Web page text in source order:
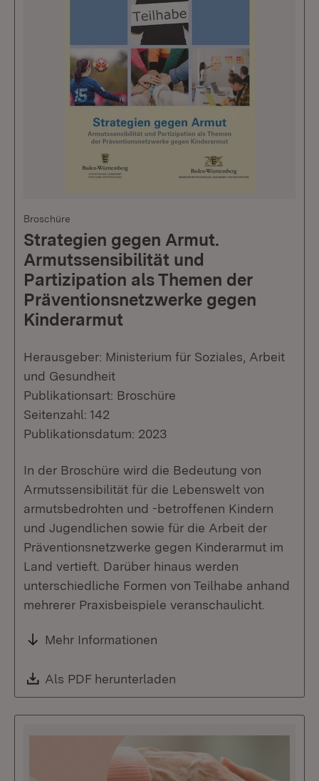
Broschüre
Strategien gegen Armut.
Armutssensibilität und
Partizipation als Themen der
Präventionsnetzwerke gegen
Kinderarmut
Herausgeber: Ministerium für Soziales, Arbeit
und Gesundheit
Publikationsart: Broschüre
Seitenzahl: 142
Publikationsdatum: 2023
In der Broschüre wird die Bedeutung von
Armutssensibilität für die Lebenswelt von
armutsbedrohten und -betroffenen Kindern
und Jugendlichen sowie für die Arbeit der
Präventionsnetzwerke gegen Kinderarmut im
Land vertieft. Darüber hinaus werden
unterschiedliche Formen von Teilhabe anhand
mehrerer Praxisbeispiele veranschaulicht.
Mehr Informationen
Download:
Als PDF herunterladen